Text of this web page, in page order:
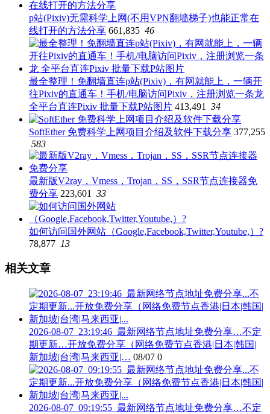
p站(Pixiv)无需科学上网(不用VPN翻墙梯子)也能正常在
线打开的方法分享 661,835 46
最全整理！免翻墙直连p站(Pixiv)，有网就能上，一辆开
往Pixiv的直通车！手机/电脑访问Pixiv，注册浏览一条龙
全平台直连Pixiv 批量下载P站图片 413,491 34
SoftEther 免费科学上网项目介绍及软件下载分享 377,255
583
最新版V2ray，Vmess，Trojan，SS，SSR节点连接器免
费分享 223,601 33
如何访问国外网站（Google,Facebook,Twitter,Youtube,）?
78,877 13
相关文章
2026-08-07_23:19:46_最新网络节点地址免费分享…不定
期更新…开放免费分享（网络免费节点香港|日本|韩国|
新加坡|台湾|马来西亚|… 08/07 0
2026-08-07_09:19:55_最新网络节点地址免费分享…不定